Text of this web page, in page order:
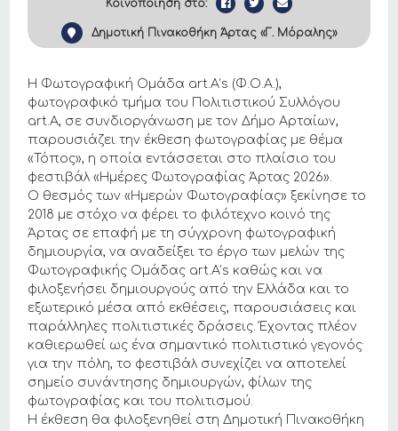
Κοινοποίηση στο:
Δημοτική Πινακοθήκη Άρτας «Γ. Μόραλης»
Η Φωτογραφική Ομάδα art.A’s (Φ.Ο.Α.),
φωτογραφικό τμήμα του Πολιτιστικού Συλλόγου
art.A, σε συνδιοργάνωση με τον Δήμο Αρταίων,
παρουσιάζει την έκθεση φωτογραφίας με θέμα
«Τόπος», η οποία εντάσσεται στο πλαίσιο του
φεστιβάλ «Ημέρες Φωτογραφίας Άρτας 2026».
Ο θεσμός των «Ημερών Φωτογραφίας» ξεκίνησε το
2018 με στόχο να φέρει το φιλότεχνο κοινό της
Άρτας σε επαφή με τη σύγχρονη φωτογραφική
δημιουργία, να αναδείξει το έργο των μελών της
Φωτογραφικής Ομάδας art.A’s καθώς και να
φιλοξενήσει δημιουργούς από την Ελλάδα και το
εξωτερικό μέσα από εκθέσεις, παρουσιάσεις και
παράλληλες πολιτιστικές δράσεις. Έχοντας πλέον
καθιερωθεί ως ένα σημαντικό πολιτιστικό γεγονός
για την πόλη, το φεστιβάλ συνεχίζει να αποτελεί
σημείο συνάντησης δημιουργών, φίλων της
φωτογραφίας και του πολιτισμού.
Η έκθεση θα φιλοξενηθεί στη Δημοτική Πινακοθήκη